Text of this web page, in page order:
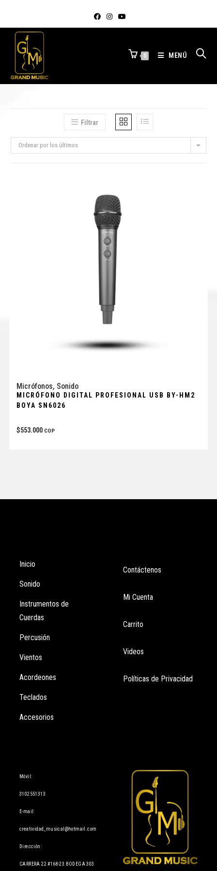
0 MENÚ
Filtrar
Ordenar por los últimos
Micrófonos, Sonido
MICRÓFONO DIGITAL PROFESIONAL USB BY-HM2
BOYA SN6026
$553.000 COP
Inicio
Sonido
Instrumentos de
Cuerdas
Percusión
Vientos
Acordeones
Teclados
Accesorios
Contáctenos
Mi Cuenta
Carrito
Videos
Políticas de Privacidad
Móvil:
3102551313
E-mail:
creatividad_musical@hotmail.com
Dirección:
CARRERA 22 #168-23 BODEGA 303